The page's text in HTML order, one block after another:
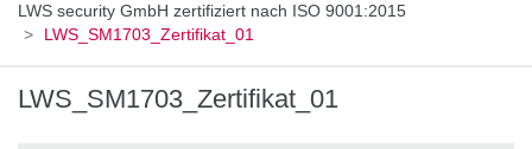
LWS security GmbH zertifiziert nach ISO 9001:2015
LWS_SM1703_Zertifikat_01
LWS_SM1703_Zertifikat_01